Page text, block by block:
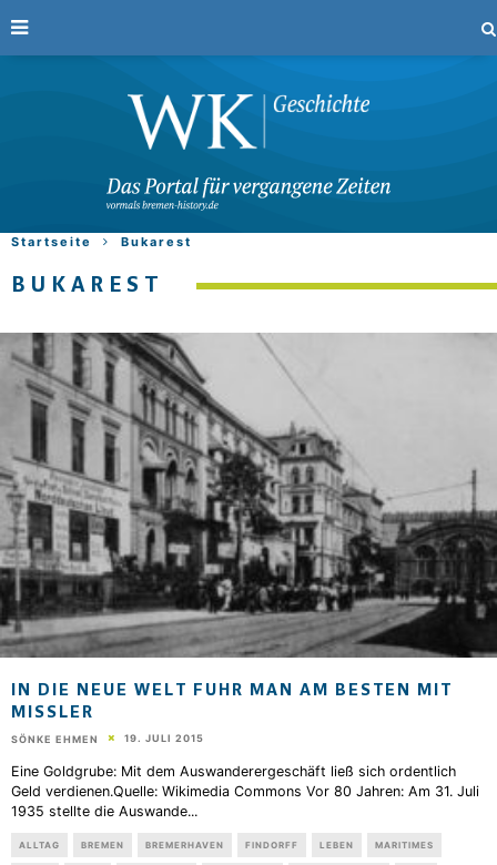
Startseite Bukarest
BUKAREST
IN DIE NEUE WELT FUHR MAN AM BESTEN MIT
MISSLER
SÖNKE EHMEN 19. JULI 2015
Eine Goldgrube: Mit dem Auswanderergeschäft ließ sich ordentlich
Geld verdienen.Quelle: Wikimedia Commons Vor 80 Jahren: Am 31. Juli
1935 stellte die Auswande...
ALLTAG BREMEN BREMERHAVEN FINDORFF LEBEN MARITIMES